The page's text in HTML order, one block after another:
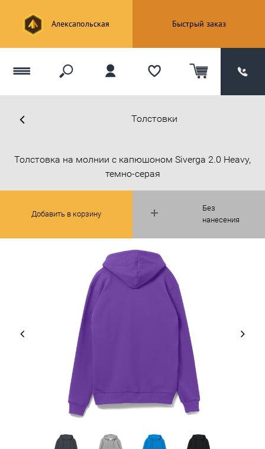
Алексапольская Быстрый заказ
Толстовки
Без
нанесения
Толстовка на молнии с капюшоном Siverga 2.0 Heavy,
темно-серая
Добавить в корзину